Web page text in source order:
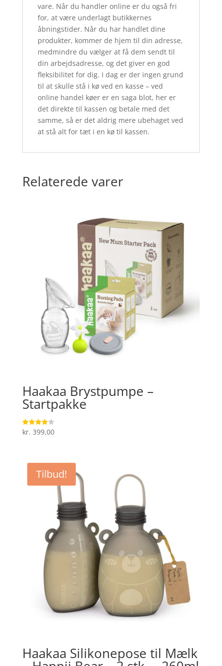
vare. Når du handler online er du også fri
for, at være underlagt butikkernes
åbningstider. Når du har handlet dine
produkter, kommer de hjem til din adresse,
medmindre du vælger at få dem sendt til
din arbejdsadresse, og det giver en god
fleksibilitet for dig. I dag er der ingen grund
til at skulle stå i kø ved en kasse – ved
online handel køer er en saga blot, her er
det direkte til kassen og betale med det
samme, så er det aldrig mere ubehaget ved
at stå alt for tæt i en kø til kassen.
Relaterede varer
Haakaa Brystpumpe –
Startpakke
Vurderet
4
kr. 399,00
Tilbud!
Haakaa Silikonepose til Mælk